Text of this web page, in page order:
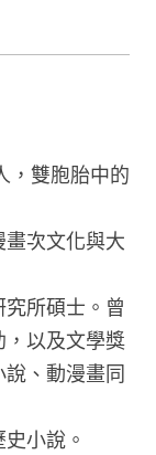
，雙胞胎中的
次文化與大
所碩士。曾
以及文學獎
、動漫畫同
小說。